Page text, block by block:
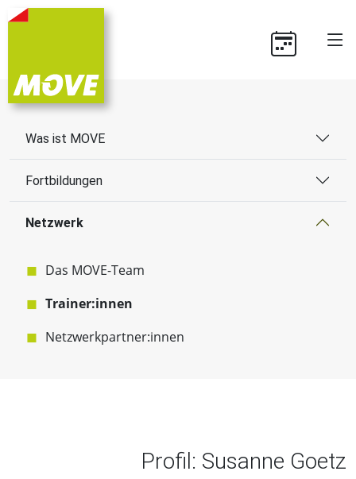
Was ist MOVE
Fortbildungen
Netzwerk
Das MOVE-Team
Trainer:innen
Netzwerkpartner:innen
Profil: Susanne Goetz